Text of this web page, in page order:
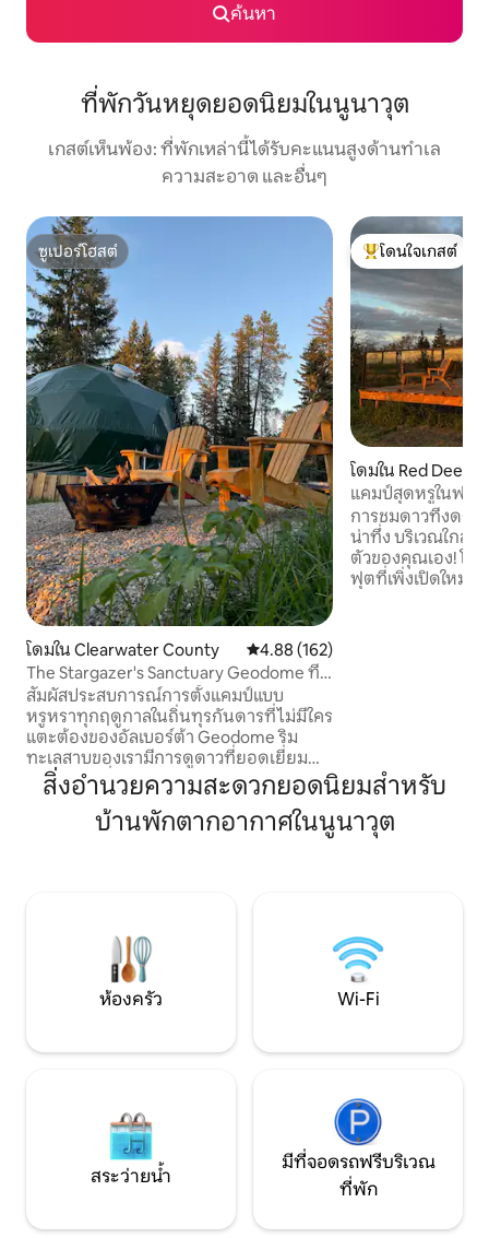
ค้นหา
ที่พักวันหยุดยอดนิยมในนูนาวุต
เกสต์เห็นพ้อง: ที่พักเหล่านี้ได้รับคะแนนสูงด้านทำเล
ความสะอาด และอื่นๆ
ซูเปอร์โฮสต์
ซูเปอร์โฮสต์
โดมใน Clearwater County คะแนนเฉลี่ย 4.88 จาก 5, 162 รีวิว
4.88 (162)
The Stargazer's Sanctuary Geodome ที่
BLR
สัมผัสประสบการณ์การตั้งแคมป์แบบ
หรูหราทุกฤดูกาลในถิ่นทุรกันดารที่ไม่มีใคร
แตะต้องของอัลเบอร์ต้า Geodome ริม
ทะเลสาบของเรามีการดูดาวที่ยอดเยี่ยม
และโอกาสที่จะได้ออกนอกกรอบ บอกลา
การจัดเก็บและตั้งค่าอุปกรณ์ตั้งแคมป์ – เรา
จัดการให้ ใช้เวลาน้อยลงในการเตรียมตัว
และใช้เวลามากขึ้นในการผจญภัยที่มีเสน่ห์ที่
มาอย่างสร้างสรรค์ของเราซึ่งเป็นสถาน
ที่พักผ่อนที่สมบูรณ์แบบตามภาพที่ให้ความ
ทรงจำที่คุ้มค่าแก่การเข้าพัก
โดนใจเกสต์ที่สุด
โดนใจเกสต์
โดมใน Red Deer
แคมป์สุดหรูในฟาร์
การชมดาวที่งดง
น่าทึ่ง บริเวณใกล้ธ
ตัวของคุณเอง! โดมขนาดกว่า 600 ตาราง
ฟุตที่เพิ่งเปิดใหม่ล่
เช่าด้วย
สิ่งอำนวยความสะดวกยอดนิยมสำหรับ
บ้านพักตากอากาศในนูนาวุต
ห้องครัว Wi-Fi
สระว่ายน้ำ
มีที่จอดรถฟรีบริเวณ
ที่พัก